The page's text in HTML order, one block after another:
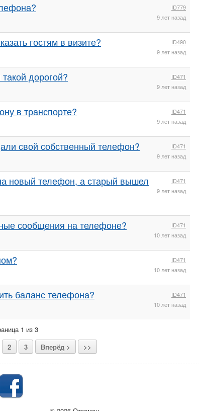
ID779
9 лет назад
ID490
9 лет назад
гостям в визите?
ID471
9 лет назад
дорогой?
ID471
9 лет назад
в транспорте?
ID471
9 лет назад
свой собственный телефон?
ID471
9 лет назад
новый телефон, а старый вышел
ID471
10 лет назад
сообщения на телефоне?
ID471
10 лет назад
ID471
10 лет назад
баланс телефона?
1 из 3
2 3 Вперёд > >>